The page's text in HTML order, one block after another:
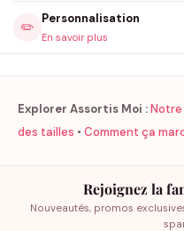
✏️
Personnalisation
En savoir plus
Explorer Assortis Moi :
des tailles • Comment ça
Rejoignez la
Nouveautés, promos